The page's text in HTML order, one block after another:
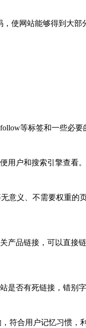
，使网站能够得到大
等标签和一些必要
用户和搜索引擎查看
义、不需要权重的
品链接，可以直接
否有死链接，错
合用户记忆习惯，